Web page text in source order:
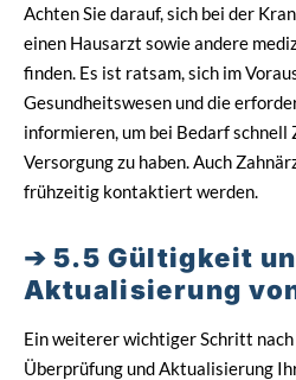
Achten Sie darauf, sich bei der
einen Hausarzt sowie andere
finden. Es ist ratsam, sich im
Gesundheitswesen und die
informieren, um bei Bedarf schnell
Versorgung zu haben. Auch
frühzeitig kontaktiert werden.
5.5 Gültigkeit
Aktualisierung
Ein weiterer wichtiger Schritt nach
Überprüfung und Aktualisierung